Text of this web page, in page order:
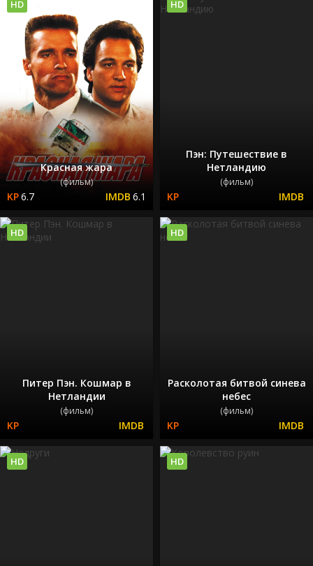
Красная жара
(фильм)
6.7 6.1
HD
Пэн: Путешествие в
Нетландию
(фильм)
HD
Питер Пэн. Кошмар в
Нетландии
(фильм)
HD
Расколотая битвой синева
небес
(фильм)
HD
HD HD